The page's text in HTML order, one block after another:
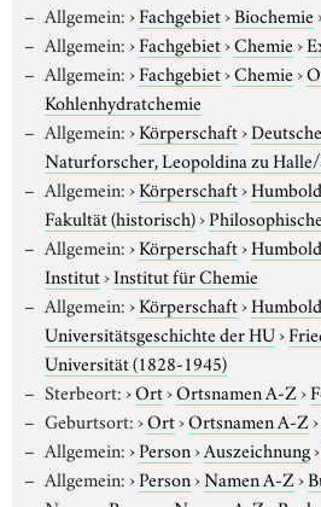
Allgemein:›Fachgebiet›Biochemie
Allgemein:›Fachgebiet›Chemie›
Allgemein:›Fachgebiet›Chemie›
Kohlenhydratchemie
Allgemein:›Körperschaft›
Naturforscher, Leopoldina zu Halle/
Allgemein:›Körperschaft›
Fakultät (historisch)›
Allgemein:›Körperschaft›
Institut›Institut für Chemie
Allgemein:›Körperschaft›
Universitätsgeschichte der HU›
Universität (1828-1945)
Sterbeort:›Ort›Ortsnamen A-Z›
Geburtsort:›Ort›Ortsnamen A-Z›
Allgemein:›Person›Auszeichnung›
Allgemein:›Person›Namen A-Z›